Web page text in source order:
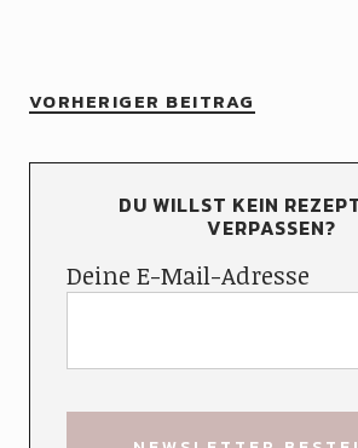
VORHERIGER BEITRAG
DU WILLST KEIN
VERPASSEN?
Deine E-Mail-Adresse